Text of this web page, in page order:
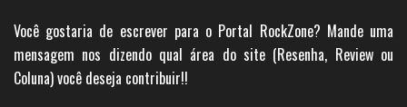
Você gostaria de escrever para o Portal RockZone? Mande uma
mensagem nos dizendo qual área do site (Resenha, Review ou
Coluna) você deseja contribuir!!